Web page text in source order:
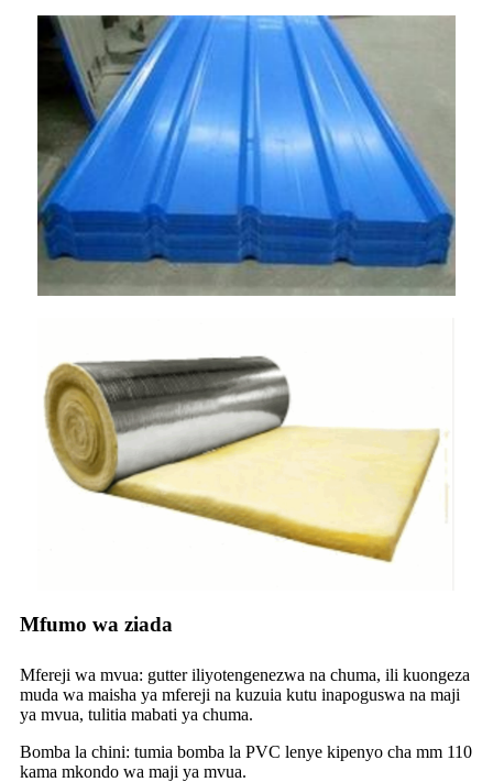
Mfumo wa ziada
Mfereji wa mvua: gutter iliyotengenezwa na chuma, ili kuongeza
muda wa maisha ya mfereji na kuzuia kutu inapoguswa na maji
ya mvua, tulitia mabati ya chuma.
Bomba la chini: tumia bomba la PVC lenye kipenyo cha mm 110
kama mkondo wa maji ya mvua.